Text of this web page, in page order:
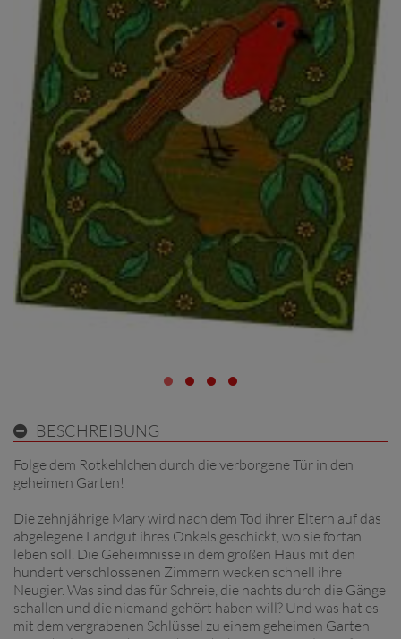
BESCHREIBUNG
Folge dem Rotkehlchen durch die verborgene Tür in den
geheimen Garten!
Die zehnjährige Mary wird nach dem Tod ihrer Eltern auf das
abgelegene Landgut ihres Onkels geschickt, wo sie fortan
leben soll. Die Geheimnisse in dem großen Haus mit den
hundert verschlossenen Zimmern wecken schnell ihre
Neugier. Was sind das für Schreie, die nachts durch die Gänge
schallen und die niemand gehört haben will? Und was hat es
mit dem vergrabenen Schlüssel zu einem geheimen Garten